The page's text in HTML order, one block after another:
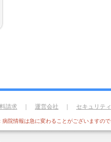
院情報は急に変わることがございますの
請求 運営会社 セキュリテ